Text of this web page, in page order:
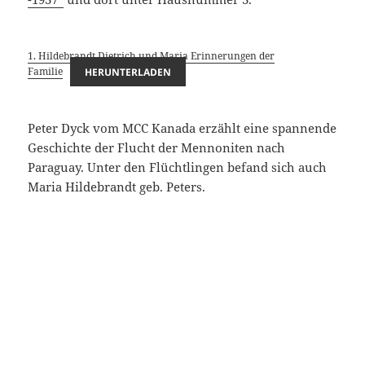
1. Hildebrandt Dietrich und Maria Erinnerungen der
Familie
HERUNTERLADEN
Peter Dyck vom MCC Kanada erzählt eine spannende
Geschichte der Flucht der Mennoniten nach
Paraguay. Unter den Flüchtlingen befand sich auch
Maria Hildebrandt geb. Peters.